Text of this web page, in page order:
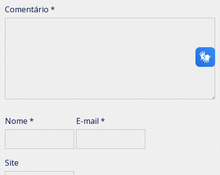
Comentário *
Nome * E-mail *
Site